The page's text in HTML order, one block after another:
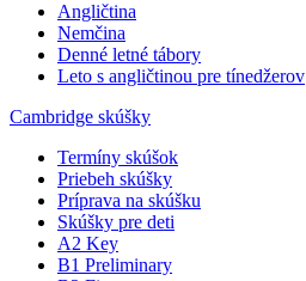
Angličtina
Nemčina
Denné letné tábory
Leto s angličtinou pre tínedžerov
Cambridge skúšky
Termíny skúšok
Priebeh skúšky
Príprava na skúšku
Skúšky pre deti
A2 Key
B1 Preliminary